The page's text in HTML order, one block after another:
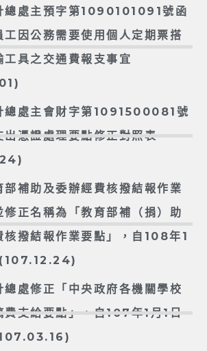
總處主預字第1090101091號函
工因公務需要使用個人定期票搭
工具之交通費報支事宜
總處主會財字第1091500081號
出憑證處理要點修正對照表
部補助及委辦經費核撥結報作業
修正名稱為「教育部補（捐）助
核撥結報作業要點」，自108年1
(107.12.24)
總處修正「中央政府各機關學校
費支給要點」，自107年1月1日